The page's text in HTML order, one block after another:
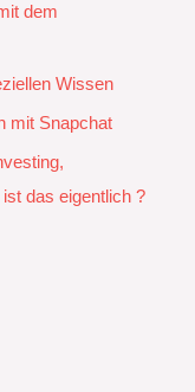
dem
Wissen
mit Snapchat‭
das eigentlich ?